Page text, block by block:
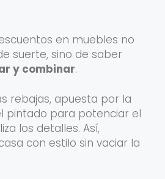
en muebles no
suerte, sino de saber
y combinar.
rebajas, apuesta por la
pintado para potenciar el
los detalles. Así,
con estilo sin vaciar la